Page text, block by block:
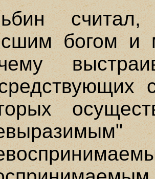
богом и